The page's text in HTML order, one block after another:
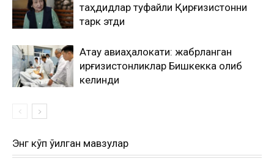
таҳдидлар туфайли Қирғизистонни
тарк этди
Ақтау авиаҳалокати: жабрланган
қирғизистонликлар Бишкекка олиб
келинди
Энг кўп ўқилган мавзулар